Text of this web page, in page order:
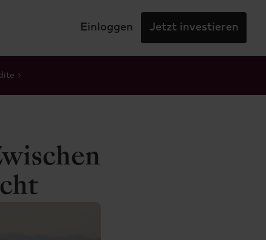
Einloggen Jetzt investieren